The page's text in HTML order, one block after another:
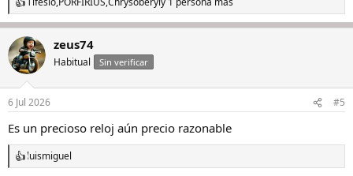
R
e
a
c
c
i
e
:
zeus74
Habitual Sin verificar
6 Jul 2026 #5
Es un precioso reloj aún precio razonable
R
luismiguel